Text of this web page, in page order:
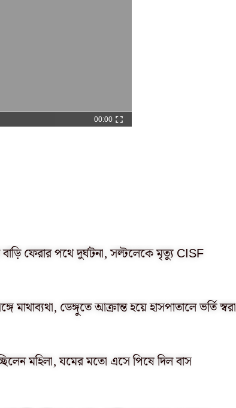
00:00
বাড়ি ফেরার পথে দুর্ঘটনা, সল্টলেকে মৃত্যু CISF
মাথাব্যথা, ডেঙ্গুতে আক্রান্ত হয়ে হাসপাতালে ভর্তি স্বরা
মহিলা, যমের মতো এসে পিষে দিল বাস